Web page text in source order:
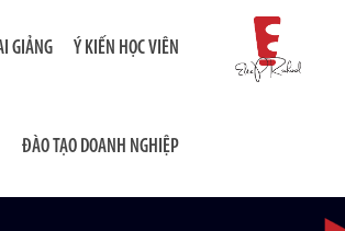
GIẢNG Ý KIẾN HỌC VIÊN
ĐÀO TẠO DOANH NGHIỆP